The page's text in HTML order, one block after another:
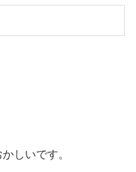
しいです。